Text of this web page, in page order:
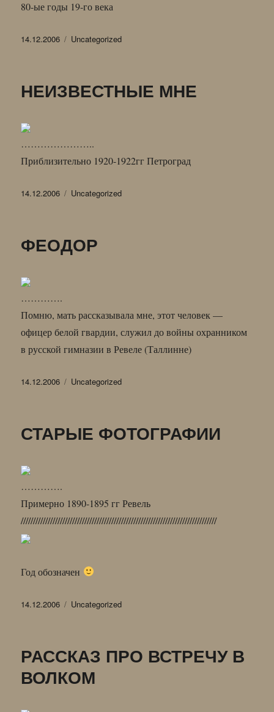
80-ые годы 19-го века
Опубликовано
14.12.2006 Рубрики
Uncategorized
НЕИЗВЕСТНЫЕ МНЕ
…………………..
Приблизительно 1920-1922гг Петроград
Опубликовано
14.12.2006 Рубрики
Uncategorized
ФЕОДОР
………….
Помню, мать рассказывала мне, этот человек —
офицер белой гвардии, служил до войны охранником
в русской гимназии в Ревеле (Таллинне)
Опубликовано
14.12.2006 Рубрики
Uncategorized
СТАРЫЕ ФОТОГРАФИИ
………….
Примерно 1890-1895 гг Ревель
////////////////////////////////////////////////////////////////////////////////
Год обозначен
Опубликовано
14.12.2006 Рубрики
Uncategorized
РАССКАЗ ПРО ВСТРЕЧУ В
ВОЛКОМ